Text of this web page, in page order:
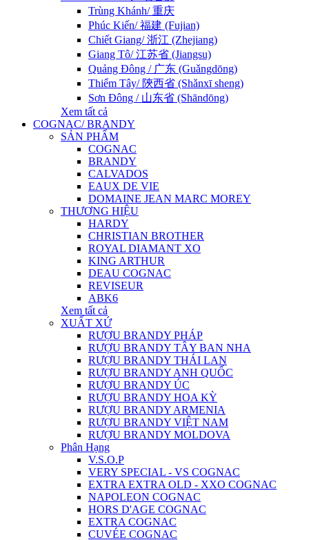
Trùng Khánh/ 重庆
Phúc Kiến/ 福建 (Fujian)
Chiết Giang/ 浙江 (Zhejiang)
Giang Tô/ 江苏省 (Jiangsu)
Quảng Đông / 广东 (Guǎngdōng)
Thiểm Tây/ 陝西省 (Shǎnxī sheng)
Sơn Đông / 山东省 (Shāndōng)
Xem tất cả
COGNAC/ BRANDY
SẢN PHẨM
COGNAC
BRANDY
CALVADOS
EAUX DE VIE
DOMAINE JEAN MARC MOREY
THƯƠNG HIỆU
HARDY
CHRISTIAN BROTHER
ROYAL DIAMANT XO
KING ARTHUR
DEAU COGNAC
REVISEUR
ABK6
Xem tất cả
XUẤT XỨ
RƯỢU BRANDY PHÁP
RƯỢU BRANDY TÂY BAN NHA
RƯỢU BRANDY THÁI LAN
RƯỢU BRANDY ANH QUỐC
RƯỢU BRANDY ÚC
RƯỢU BRANDY HOA KỲ
RƯỢU BRANDY ARMENIA
RƯỢU BRANDY VIỆT NAM
RƯỢU BRANDY MOLDOVA
Phân Hạng
V.S.O.P
VERY SPECIAL - VS COGNAC
EXTRA EXTRA OLD - XXO COGNAC
NAPOLEON COGNAC
HORS D'AGE COGNAC
EXTRA COGNAC
CUVÉE COGNAC